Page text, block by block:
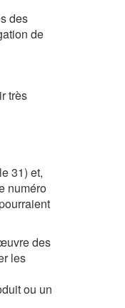
des
de
très
31) et,
numéro
des
les
ou un